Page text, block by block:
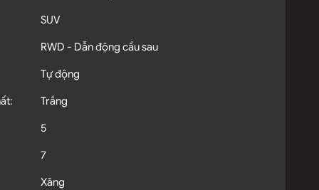
SUV
RWD - Dẫn động cầu sau
Tự động
Trắng
5
7
Xăng